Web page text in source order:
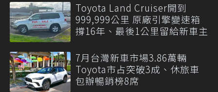
Toyota Land Cruiser開到
999,999公里 原廠引擎變速箱
撐16年、最後1公里留給新車主
7月台灣新車市場3.86萬輛
Toyota市占突破3成、休旅車
包辦暢銷榜8席